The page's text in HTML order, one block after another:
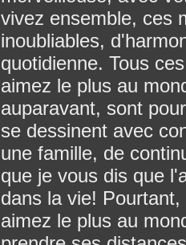
vivez ensemble, ces
inoubliables,
quotidienne. Tous
aimez le plus au
auparavant, sont
se dessinent avec
une famille, de
que je vous dis que
dans la vie!
aimez le plus au